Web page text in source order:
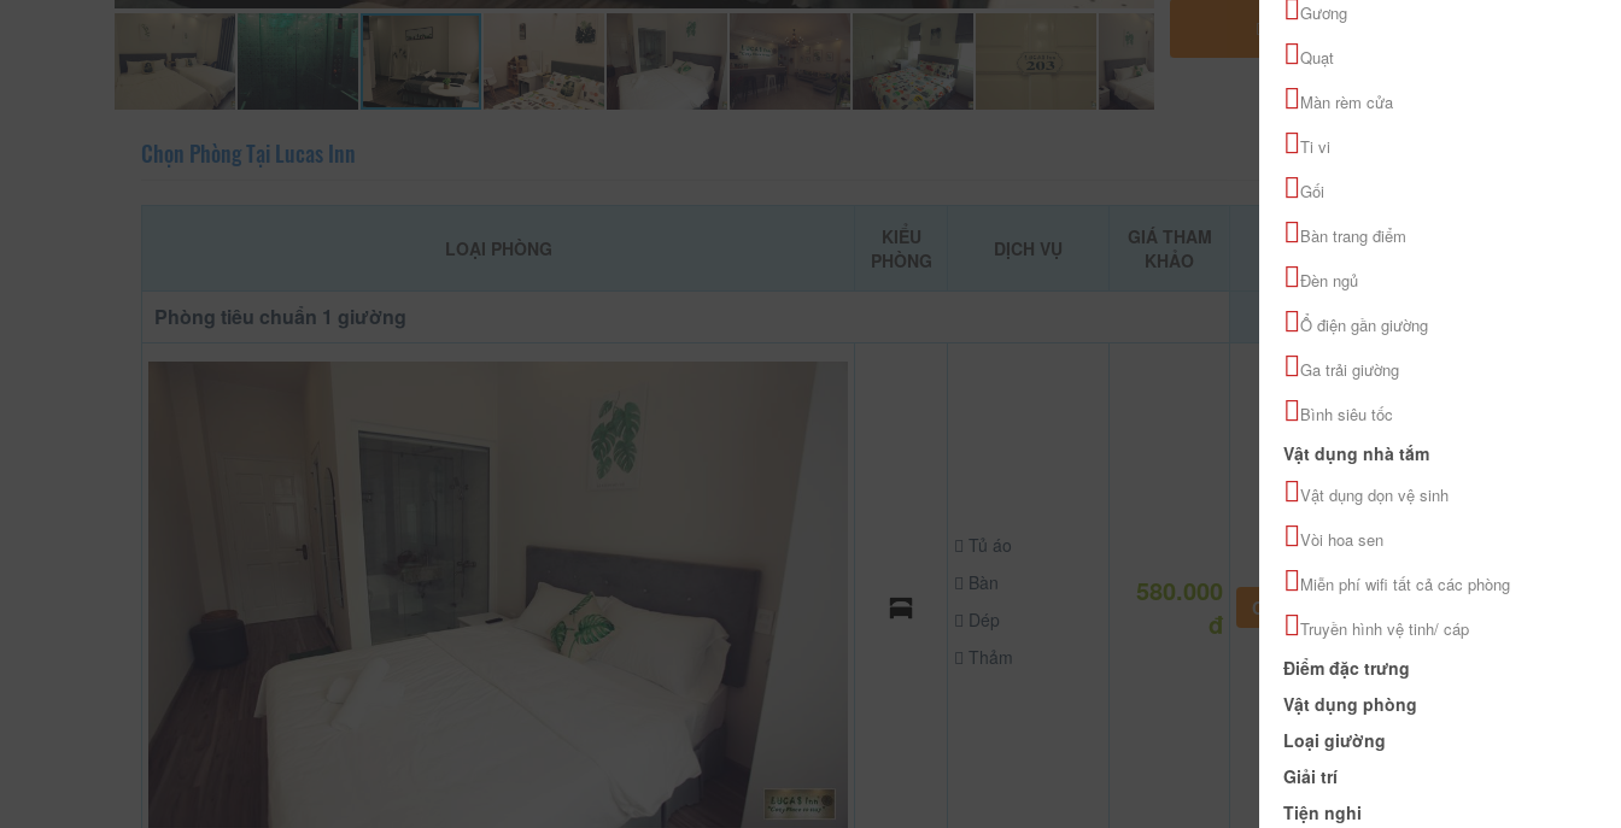
MỞ RỘNG BẢN ĐỒ
Chọn Phòng Tại Lucas Inn
LOẠI PHÒNG
KIỂU
PHÒNG
DỊCH VỤ
GIÁ THAM
KHẢO
ĐẶT PHÒNG
Phòng tiêu chuẩn 1 giường
Tủ áo
Bàn
Dép
Thảm
580.000
đ
CHƯA KHAI BÁO PHÒNG
Gương
Quạt
Màn rèm cửa
Ti vi
Gối
Bàn trang điểm
Đèn ngủ
Ổ điện gần giường
Ga trải giường
Bình siêu tốc
Vật dụng nhà tắm
Vật dụng dọn vệ sinh
Vòi hoa sen
Miễn phí wifi tất cả các phòng
Truyền hình vệ tinh/ cáp
Điểm đặc trưng
Vật dụng phòng
Loại giường
Giải trí
Tiện nghi